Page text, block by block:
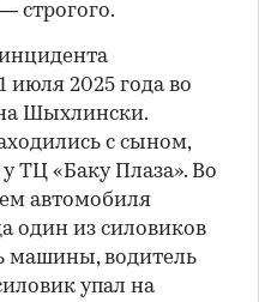
строгого.
июля 2025 года во
Шыхлински.
с сыном,
ТЦ «Баку Плаза». Во
автомобиля
один из силовиков
машины, водитель
упал на